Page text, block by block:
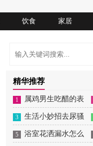
饮食 家居
精华推荐
1 属鸡男生吃醋的表
现
3 生活小妙招去尿骚
味
5 浴室花洒漏水怎么